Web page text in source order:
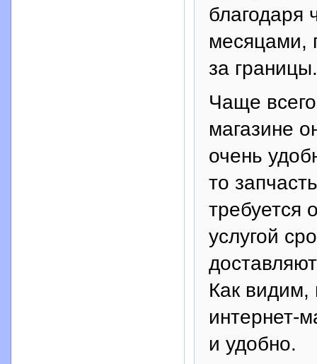
благодаря
месяцами,
за границы.
Чаще
магазине
очень
то
требуется
услугой
Как видим,
интернет-
и удобно.